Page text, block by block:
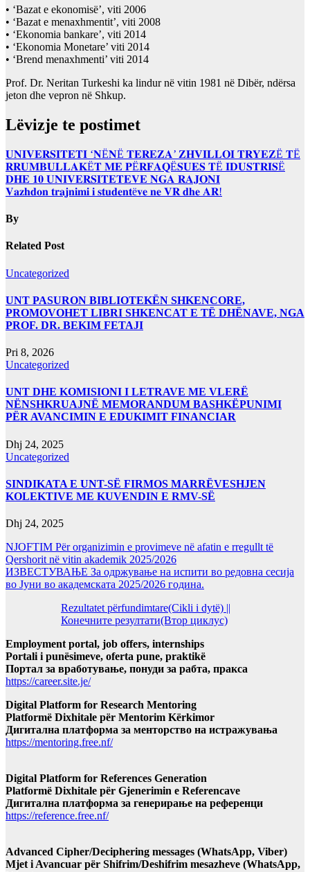
• ‘Bazat e ekonomisë’, viti 2006
• ‘Bazat e menaxhmentit’, viti 2008
• ‘Ekonomia bankare’, viti 2014
• ‘Ekonomia Monetare’ viti 2014
• ‘Brend menaxhmenti’ viti 2014
Prof. Dr. Neritan Turkeshi ka lindur në vitin 1981 në Dibër, ndërsa
jeton dhe vepron në Shkup.
Lëvizje te postimet
𝐔𝐍𝐈𝐕𝐄𝐑𝐒𝐈𝐓𝐄𝐓𝐈 ‘𝐍Ë𝐍Ë 𝐓𝐄𝐑𝐄𝐙𝐀’ 𝐙𝐇𝐕𝐈𝐋𝐋𝐎𝐈 𝐓𝐑𝐘𝐄𝐙Ë 𝐓Ë
𝐑𝐑𝐔𝐌𝐁𝐔𝐋𝐋𝐀𝐊Ë𝐓 𝐌𝐄 𝐏Ë𝐑𝐅𝐀𝐐Ë𝐒𝐔𝐄𝐒 𝐓Ë 𝐈𝐃𝐔𝐒𝐓𝐑𝐈𝐒Ë
𝐃𝐇𝐄 𝟏𝟎 𝐔𝐍𝐈𝐕𝐄𝐑𝐒𝐈𝐓𝐄𝐓𝐄𝐕𝐄 𝐍𝐆𝐀 𝐑𝐀𝐉𝐎𝐍𝐈
𝐕𝐚𝐳𝐡𝐝𝐨𝐧 𝐭𝐫𝐚𝐣𝐧𝐢𝐦𝐢 𝐢 𝐬𝐭𝐮𝐝𝐞𝐧𝐭ë𝐯𝐞 𝐧𝐞 𝐕𝐑 𝐝𝐡𝐞 𝐀𝐑!
By
Related Post
Uncategorized
UNT PASURON BIBLIOTEKËN SHKENCORE,
PROMOVOHET LIBRI SHKENCAT E TË DHËNAVE, NGA
PROF. DR. BEKIM FETAJI
Pri 8, 2026
Uncategorized
UNT DHE KOMISIONI I LETRAVE ME VLERË
NËNSHKRUAJNË MEMORANDUM BASHKËPUNIMI
PËR AVANCIMIN E EDUKIMIT FINANCIAR
Dhj 24, 2025
Uncategorized
SINDIKATA E UNT-SË FIRMOS MARRËVESHJEN
KOLEKTIVE ME KUVENDIN E RMV-SË
Dhj 24, 2025
NJOFTIM Për organizimin e provimeve në afatin e rregullt të
Qershorit në vitin akademik 2025/2026
ИЗВЕСТУВАЊЕ За одржување на испити во редовна сесија
во Јуни во академската 2025/2026 година.
Rezultatet përfundimtare(Cikli i dytë) ||
Конечните резултати(Втор циклус)
Employment portal, job offers, internships
Portali i punësimeve, oferta pune, praktikë
Портал за вработување, понуди за рабта, пракса
https://career.site.je/
Digital Platform for Research Mentoring
Platformë Dixhitale për Mentorim Kërkimor
Дигитална платформа за менторство на истражувања
https://mentoring.free.nf/
Digital Platform for References Generation
Platformë Dixhitale për Gjenerimin e Referencave
Дигитална платформа за генерирање на референци
https://reference.free.nf/
Advanced Cipher/Deciphering messages (WhatsApp, Viber)
Mjet i Avancuar për Shifrim/Deshifrim mesazheve (WhatsApp,